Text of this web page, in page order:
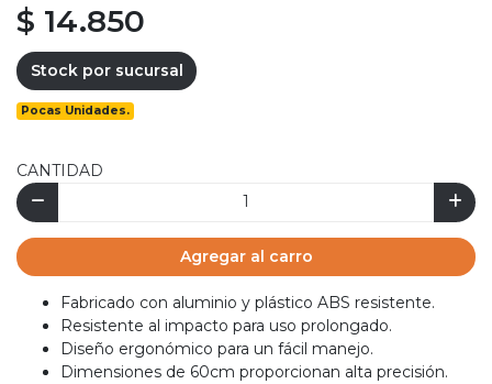
$ 14.850
Stock por sucursal
Pocas Unidades.
CANTIDAD
Agregar al carro
Fabricado con aluminio y plástico ABS resistente.
Resistente al impacto para uso prolongado.
Diseño ergonómico para un fácil manejo.
Dimensiones de 60cm proporcionan alta precisión.